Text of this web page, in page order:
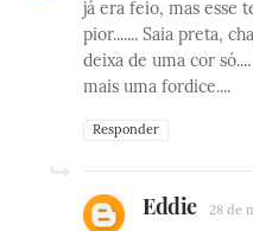
já era feio, mas esse
pior....... Saia preta,
deixa de uma cor
mais uma fordice....
Responder
Eddie 28 de